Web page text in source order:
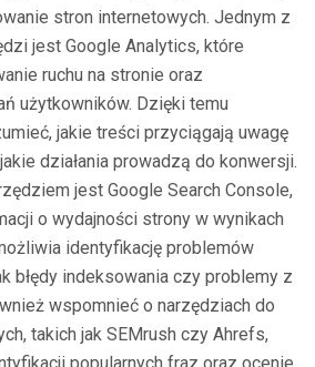
stron internetowych. Jednym z
jest Google Analytics, które
ruchu na stronie oraz
użytkowników. Dzięki temu
jakie treści przyciągają uwagę
działania prowadzą do konwersji.
jest Google Search Console,
o wydajności strony w wynikach
identyfikację problemów
błędy indeksowania czy problemy z
wspomnieć o narzędziach do
takich jak SEMrush czy Ahrefs,